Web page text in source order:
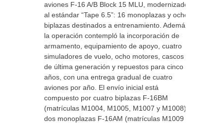
aviones F-16 A/B Block 15 MLU, modernizados
al estándar “Tape 6.5”: 16 monoplazas y ocho
biplazas destinados a entrenamiento. Además,
la operación contempló la incorporación de
armamento, equipamiento de apoyo, cuatro
simuladores de vuelo, ocho motores, cascos
de última generación y repuestos para cinco
años, con una entrega gradual de cuatro
aviones por año. El envío inicial está
compuesto por cuatro biplazas F-16BM
(matrículas M1004, M1005, M1007 y M1008) y
dos monoplazas F-16AM (matrículas M1009 y